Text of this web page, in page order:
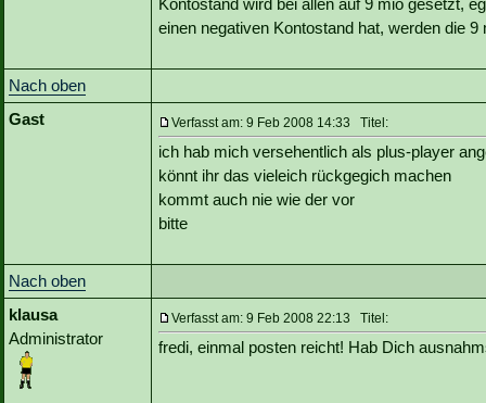
Kontostand wird bei allen auf 9 mio gesetzt,
einen negativen Kontostand hat, werden die
Nach oben
Gast
Verfasst am: 9 Feb 2008 14:33 Titel:
ich hab mich versehentlich als plus-player
könnt ihr das vieleich rückgegich machen
kommt auch nie wie der vor
bitte
Nach oben
klausa
Administrator
Verfasst am: 9 Feb 2008 22:13 Titel:
fredi, einmal posten reicht! Hab Dich